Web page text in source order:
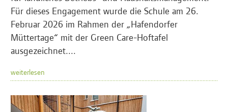
Für dieses Engagement wurde die Schule am 26.
Februar 2026 im Rahmen der „Hafendorfer
Müttertage“ mit der Green Care-Hoftafel
ausgezeichnet....
weiterlesen